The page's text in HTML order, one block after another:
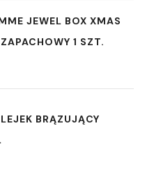
JEWEL BOX XMAS
1 SZT.
BRĄZUJĄCY